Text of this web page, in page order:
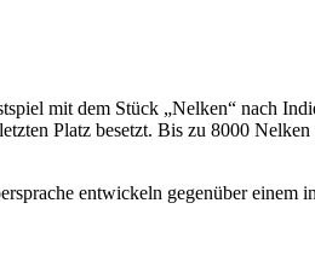
mit dem Stück „Nelken“ nach
Platz besetzt. Bis zu 8000
entwickeln gegenüber einem